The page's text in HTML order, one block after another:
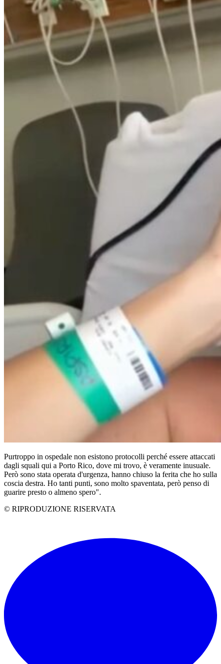
Purtroppo in ospedale non esistono protocolli perché essere attaccati
dagli squali qui a Porto Rico, dove mi trovo, è veramente inusuale.
Però sono stata operata d'urgenza, hanno chiuso la ferita che ho sulla
coscia destra. Ho tanti punti, sono molto spaventata, però penso di
guarire presto o almeno spero".
© RIPRODUZIONE RISERVATA